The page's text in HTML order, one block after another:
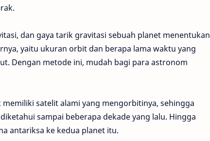
dan gaya tarik gravitasi sebuah planet menentukan
yaitu ukuran orbit dan berapa lama waktu yang
Dengan metode ini, mudah bagi para astronom
satelit alami yang mengorbitinya, sehingga
sampai beberapa dekade yang lalu. Hingga
antariksa ke kedua planet itu.